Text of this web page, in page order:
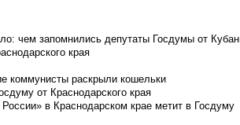
чем запомнились депутаты Госдумы от
края
коммунисты раскрыли кошельки
от Краснодарского края
в Краснодарском крае метит в Госдуму